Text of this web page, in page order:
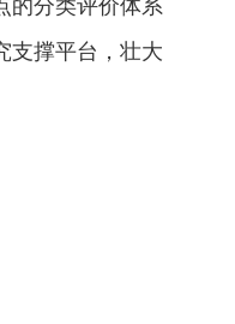
的分类评价体系
支撑平台，壮大